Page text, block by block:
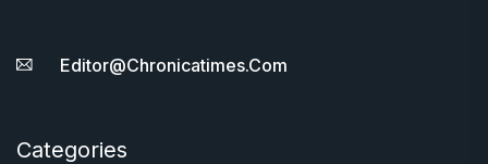
Editor@chronicatimes.com
Categories